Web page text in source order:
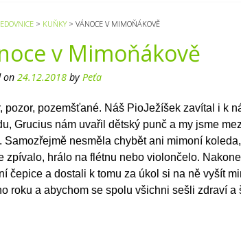
> KUŇKY> VÁNOCE V MIMOŇÁKOVĚ
v Mimoňákově
on 24.12.2018 by Peťa
pozor, pozemšťané. Náš PioJežíšek zavítal i k
Grucius nám uvařil dětský punč a my jsme
Samozřejmě nesměla chybět ani mimoní
zpívalo, hrálo na flétnu nebo violončelo.
čepice a dostali k tomu za úkol si na ně vyšít
roku a abychom se spolu všichni sešli zdraví a